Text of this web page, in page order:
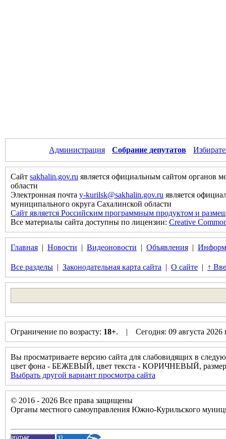
Администрация Собрание депутатов
Сайт sakhalin.gov.ru является официальным сайтом органов
области
Электронная почта y-kurilsk@sakhalin.gov.ru является
муниципального округа Сахалинской области
Сайт является Российским программным продуктом и
Все материалы сайта доступны по лицензии: Creative
Главная | Новости | Видеоновости | Объявления |
Все разделы | Законодательная карта сайта | О сайте | ↑
Ограничение по возрасту: 18+. | Сегодня: 09 августа
Вы просматриваете версию сайта для слабовидящих в
цвет фона - БЕЖЕВЫЙ, цвет текста - КОРИЧНЕВЫЙ,
Выбрать другой вариант просмотра сайта
© 2016 - 2026 Все права защищены
Органы местного самоуправления Южно-Курильского